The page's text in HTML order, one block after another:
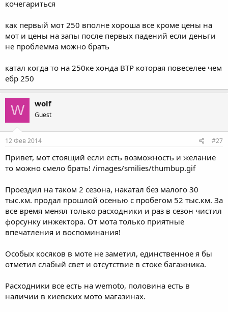
кочегариться
как первый мот 250 вполне хороша все кроме цены на
мот и цены на запы после первых падений если деньги
не проблемма можно брать
катал когда то на 250ке хонда ВТР которая повеселее чем
ебр 250
W wolf
Guest
12 Фев 2014 #27
Привет, мот стоящий если есть возможность и желание
то можно смело брать! /images/smilies/thumbup.gif
Проездил на таком 2 сезона, накатал без малого 30
тыс.км. продал прошлой осенью с пробегом 52 тыс.км. За
все время менял только расходники и раз в сезон чистил
форсунку инжектора. От мота только приятные
впечатления и воспоминания!
Особых косяков в моте не заметил, единственное я бы
отметил слабый свет и отсутствие в стоке багажника.
Расходники все есть на wemoto, половина есть в
наличии в киевских мото магазинах.